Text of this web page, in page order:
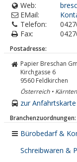
Web:
EMail:
Telefon:
Fax:
Postadresse:
Papier Breschan
Kirchgasse 6
9560 Feldkirchen
Österreich • Kärnten
zur
Branchenzuordnungen:
Bürobedarf &
Schreibwaren &